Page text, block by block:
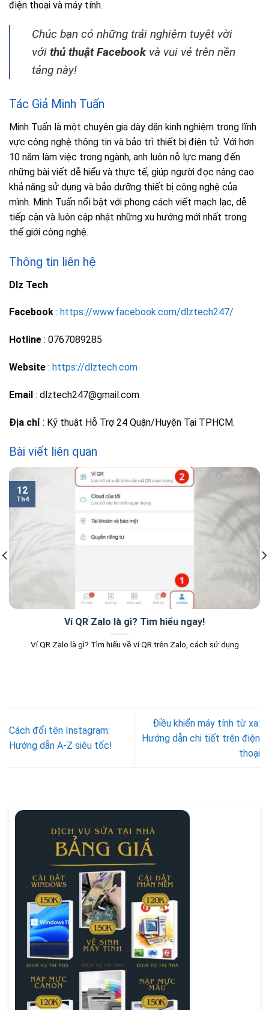
điện thoại và máy tính.
Chúc bạn có những trải nghiệm tuyệt vời
với thủ thuật Facebookvà vui vẻ trên nền
tảng này!
Tác Giả Minh Tuấn
Minh Tuấn là một chuyên gia dày dặn kinh nghiệm trong lĩnh
vực công nghệ thông tin và bảo trì thiết bị điện tử. Với hơn
10 năm làm việc trong ngành, anh luôn nỗ lực mang đến
những bài viết dễ hiểu và thực tế, giúp người đọc nâng cao
khả năng sử dụng và bảo dưỡng thiết bị công nghệ của
mình. Minh Tuấn nổi bật với phong cách viết mạch lạc, dễ
tiếp cận và luôn cập nhật những xu hướng mới nhất trong
thế giới công nghệ.
Thông tin liên hệ
Dlz Tech
Facebook : https://www.facebook.com/dlztech247/
Hotline : 0767089285
Website : https://dlztech.com
Email : dlztech247@gmail.com
Địa chỉ : Kỹ thuật Hỗ Trợ 24 Quận/Huyện Tại TPHCM.
Bài viết liên quan
Ví QR Zalo là gì? Tìm hiểu ngay!
Ví QR Zalo là gì? Tìm hiểu về ví QR trên Zalo, cách sử dụng
12
Th4
Cách đổi tên Instagram:
Hướng dẫn A-Z siêu tốc!
Điều khiển máy tính từ xa:
Hướng dẫn chi tiết trên điện
thoại